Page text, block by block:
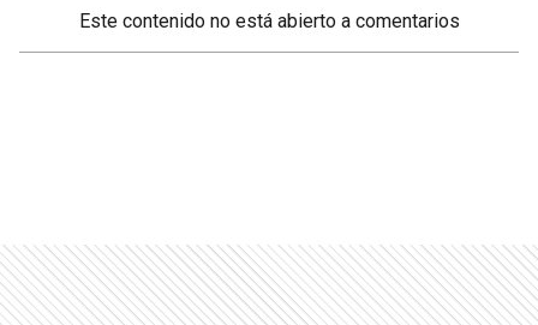
Este contenido no está abierto a comentarios